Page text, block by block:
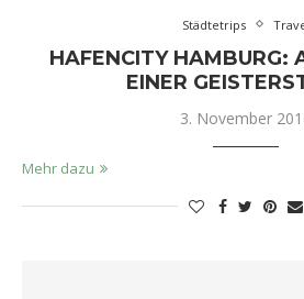
Städtetrips
HAFENCITY HAMBURG:
EINER
3. November
Mehr dazu